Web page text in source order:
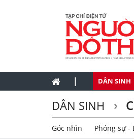
| DÂN SINH
DÂN SINH
Góc nhìn Phóng sự -